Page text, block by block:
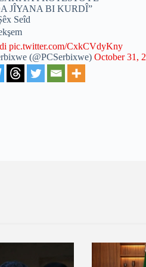
JÎYANA BI KURDÎ”
Seîd
pic.twitter.com/CxkCVdyKny
(@PCSerbixwe) October 31,